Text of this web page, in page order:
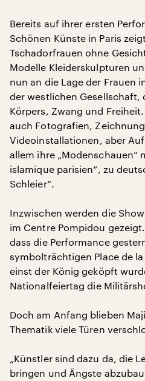
Bereits auf ihrer ersten
Schönen Künste in Paris
Tschadorfrauen ohne
Modelle Kleiderskulpturen
nun an die Lage der Frauen
der westlichen Gesellschaft,
Körpers, Zwang und
auch Fotografien,
Videoinstallationen, aber
allem ihre „Modenschauen“
islamique parisien“, zu
Schleier“.
Inzwischen werden die
im Centre Pompidou
dass die Performance
symbolträchtigen Place de
einst der König geköpft
Nationalfeiertag die
Doch am Anfang blieben
Thematik viele Türen
„Künstler sind dazu da, die
bringen und Ängste